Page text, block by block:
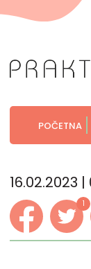
POČETNA
16.02.2023 |
1